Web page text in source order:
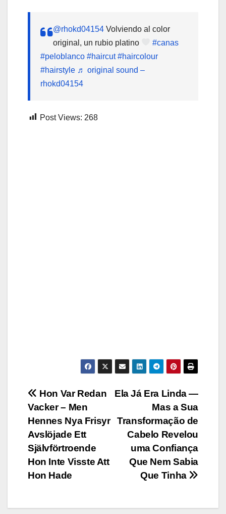
@rhokd04154 Volviendo al color
original, un rubio platino
#canas
#peloblanco #haircut #haircolour
#hairstyle ♬ original sound –
rhokd04154
Post Views: 268
Post
navigation
Ela Já Era Linda —
Mas a Sua
Transformação de
Cabelo Revelou
uma Confiança
Que Nem Sabia
Que Tinha
Hon Var Redan
Vacker – Men
Hennes Nya Frisyr
Avslöjade Ett
Självförtroende
Hon Inte Visste Att
Hon Hade